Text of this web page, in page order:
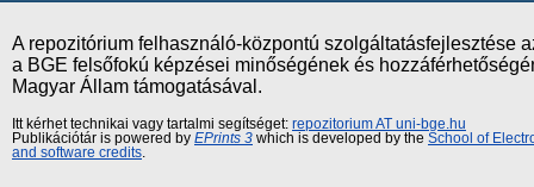
A repozitórium felhasználó-központú szolgáltatásfejlesztése
a BGE felsőfokú képzései minőségének és
Magyar Állam támogatásával.
Itt kérhet technikai vagy tartalmi segítséget: repozitorium AT uni-bge.hu
Publikációtár is powered by EPrints 3 which is developed by the School of
and software credits.